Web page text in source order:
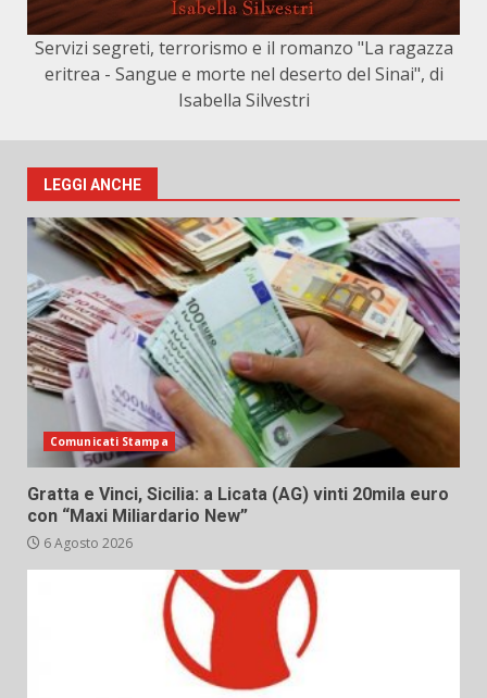
Servizi segreti, terrorismo e il romanzo "La ragazza
eritrea - Sangue e morte nel deserto del Sinai", di
Isabella Silvestri
LEGGI ANCHE
Comunicati Stampa
Gratta e Vinci, Sicilia: a Licata (AG) vinti 20mila euro
con “Maxi Miliardario New”
6 Agosto 2026